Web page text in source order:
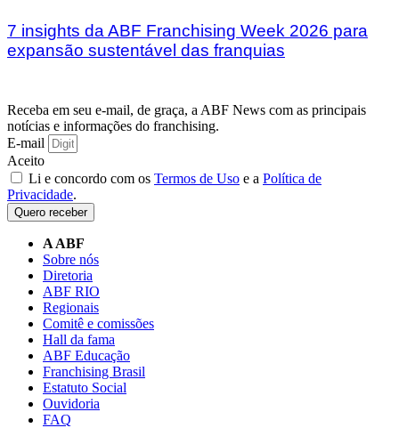
7 insights da ABF Franchising Week 2026 para
expansão sustentável das franquias
Receba em seu e-mail, de graça, a ABF News com as principais
notícias e informações do franchising.
E-mail
Aceito
Li e concordo com os Termos de Uso e a Política de
Privacidade.
Quero receber
A ABF
Sobre nós
Diretoria
ABF RIO
Regionais
Comitê e comissões
Hall da fama
ABF Educação
Franchising Brasil
Estatuto Social
Ouvidoria
FAQ